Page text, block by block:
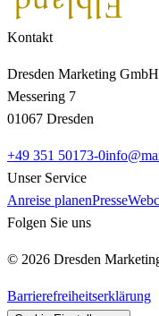
Kontakt
Dresden Marketing GmbH
Messering 7
01067 Dresden
+49 351 50173-0
Unser Service
Anreise planenPresse
Folgen Sie uns
© 2026 Dresden
Barrierefreiheitserklärung